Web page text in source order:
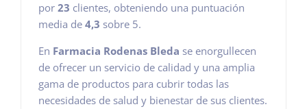
por 23 clientes, obteniendo una puntuación
media de 4,3 sobre 5.
En Farmacia Rodenas Bleda se enorgullecen
de ofrecer un servicio de calidad y una amplia
gama de productos para cubrir todas las
necesidades de salud y bienestar de sus clientes.